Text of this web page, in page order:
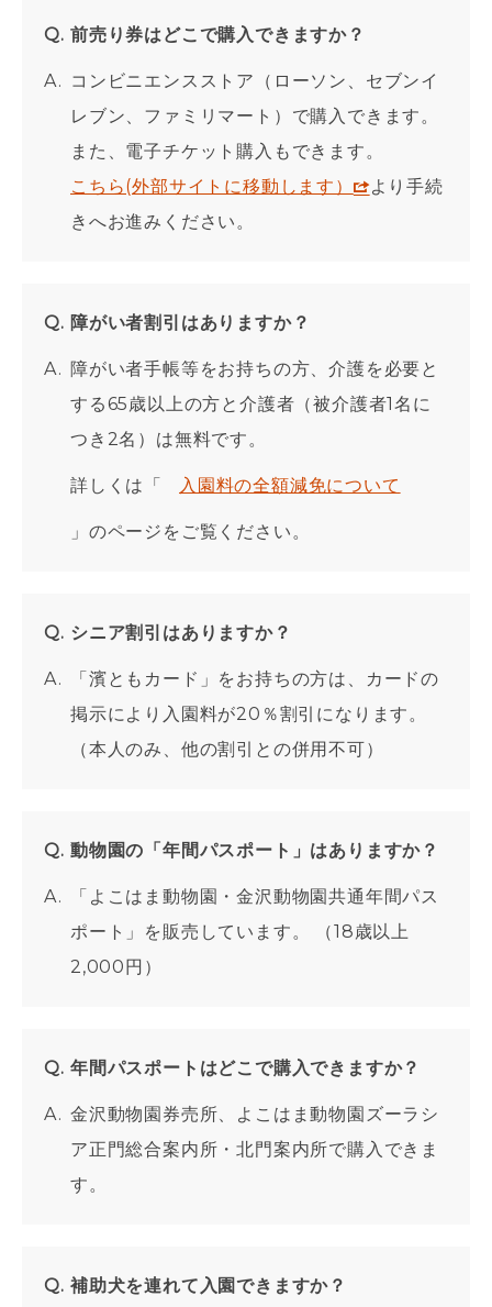
前売り券はどこで購入できますか？
コンビニエンスストア（ローソン、セブンイ
レブン、ファミリマート）で購入できます。
また、電子チケット購入もできます。
こちら(外部サイトに移動します）
より手続
きへお進みください。
障がい者割引はありますか？
障がい者手帳等をお持ちの方、介護を必要と
する65歳以上の方と介護者（被介護者1名に
つき2名）は無料です。
詳しくは「 入園料の全額減免について
」のページをご覧ください。
シニア割引はありますか？
「濱ともカード」をお持ちの方は、カードの
掲示により入園料が20％割引になります。
（本人のみ、他の割引との併用不可）
動物園の「年間パスポート」はありますか？
「よこはま動物園・金沢動物園共通年間パス
ポート」を販売しています。 （18歳以上
2,000円）
年間パスポートはどこで購入できますか？
金沢動物園券売所、よこはま動物園ズーラシ
ア正門総合案内所・北門案内所で購入できま
す。
補助犬を連れて入園できますか？